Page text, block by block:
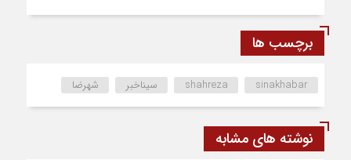
برچسب ها
shahreza sinakhabar سیناخبر شهرضا
نوشته های مشابه